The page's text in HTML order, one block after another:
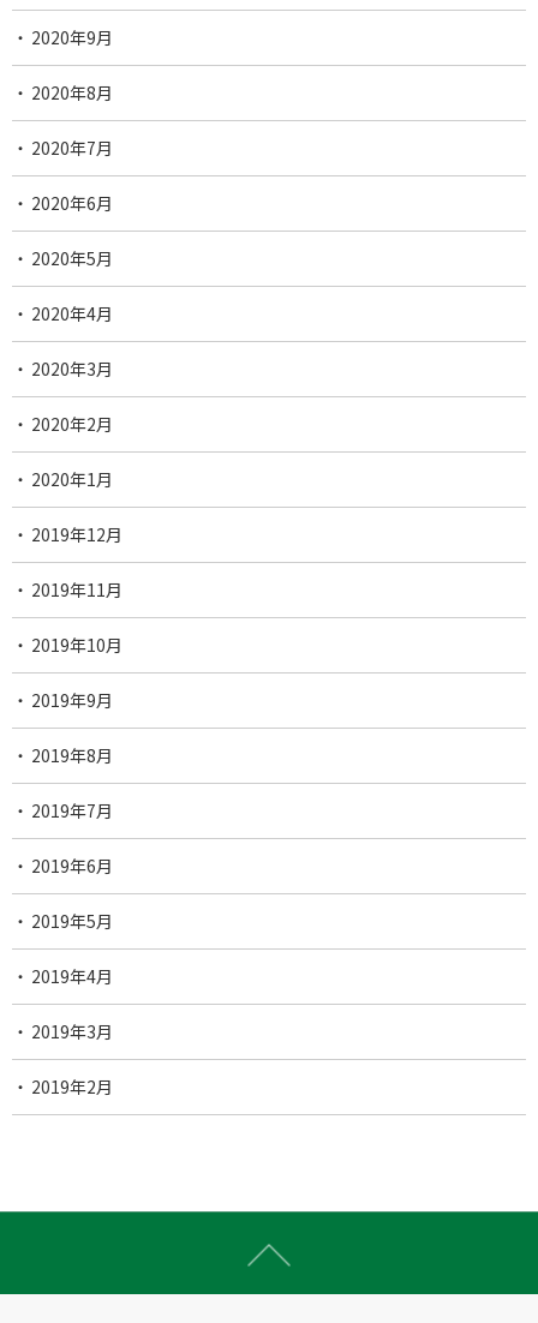
2020年9月
2020年8月
2020年7月
2020年6月
2020年5月
2020年4月
2020年3月
2020年2月
2020年1月
2019年12月
2019年11月
2019年10月
2019年9月
2019年8月
2019年7月
2019年6月
2019年5月
2019年4月
2019年3月
2019年2月